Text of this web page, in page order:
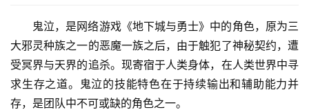
鬼泣，是网络游戏《地下城与勇士》中的角色，原为三
大邪灵种族之一的恶魔一族之后，由于触犯了神秘契约，遭
受冥界与天界的追杀。现寄宿于人类身体，在人类世界中寻
求生存之道。鬼泣的技能特色在于持续输出和辅助能力并
存，是团队中不可或缺的角色之一。